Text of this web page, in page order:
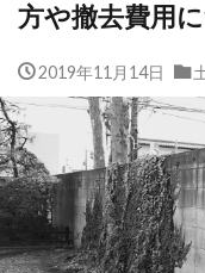
方や撤去費用
2019年11月14日